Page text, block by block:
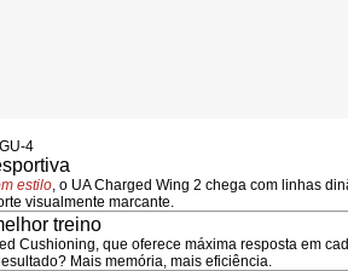
4
estilo, o UA Charged Wing 2 chega com linhas
visualmente marcante.
treino
Cushioning, que oferece máxima resposta em
Mais memória, mais eficiência.